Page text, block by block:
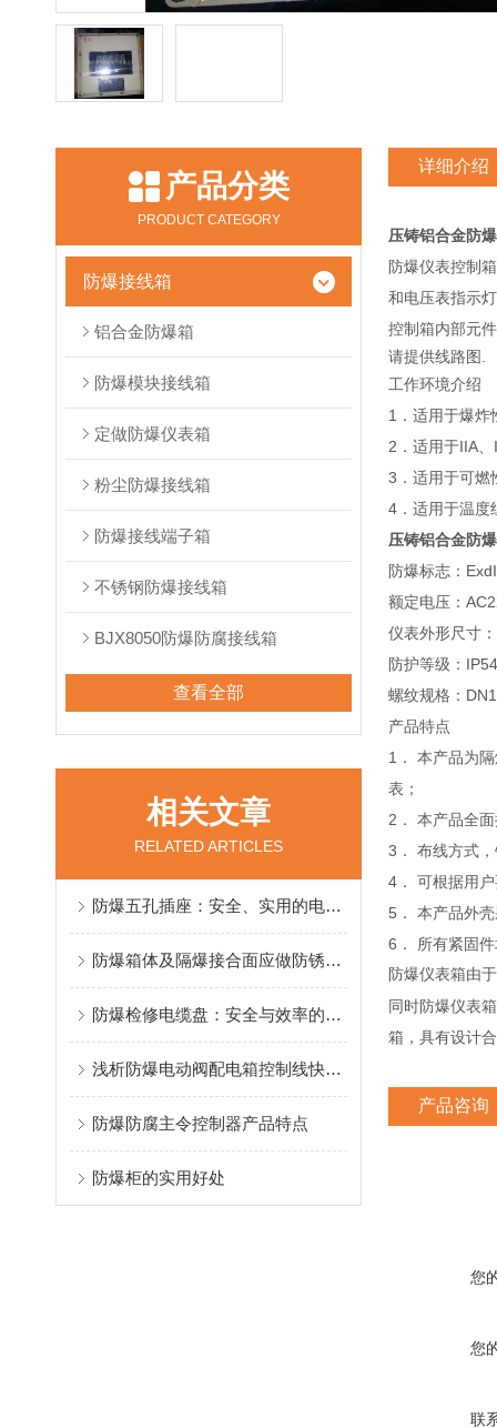
产品分类
PRODUCT CATEGORY
防爆接线箱
铝合金防爆箱
防爆模块接线箱
定做防爆仪表箱
粉尘防爆接线箱
防爆接线端子箱
不锈钢防爆接线箱
BJX8050防爆防腐接线箱
查看全部
相关文章
RELATED ARTICLES
防爆五孔插座：安全、实用的电气连接解决方案
防爆箱体及隔爆接合面应做防锈处理
防爆检修电缆盘：安全与效率的双重守护
浅析防爆电动阀配电箱控制线快速故障排除技术
防爆防腐主令控制器产品特点
防爆柜的实用好处
详细介绍
压铸铝合金防
防爆仪表控制
和电压表指示
控制箱内部元
请提供线路图.
工作环境介绍
1．适用于爆炸
2．适用于IIA
3．适用于可燃
4．适用于温
压铸铝合金防
防爆标志：
额定电压：
仪表外形尺寸
防护等级：
螺纹规格：
产品特点
1． 本产品为
表；
2． 本产品全
3． 布线方式
4． 可根据用
5． 本产品外
6． 所有紧固
防爆仪表箱由
同时防爆仪表
箱，具有设计
产品咨询
您
您
联